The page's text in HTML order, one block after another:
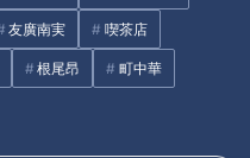
友廣南実 喫茶店
根尾昂 町中華